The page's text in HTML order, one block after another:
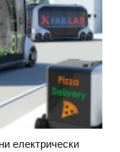
електрически